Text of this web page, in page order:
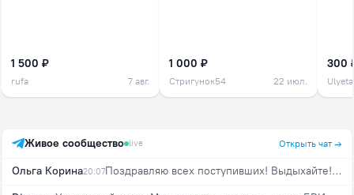
1 500 ₽
rufa 7 авг.
1 000 ₽
Стригунок54 22 июл.
300
Ulyeta
Живое сообщество live Открыть чат →
Ольга Корина20:07
Поздравляю всех поступивших! Выдыхайте! 🍾🎉🍾